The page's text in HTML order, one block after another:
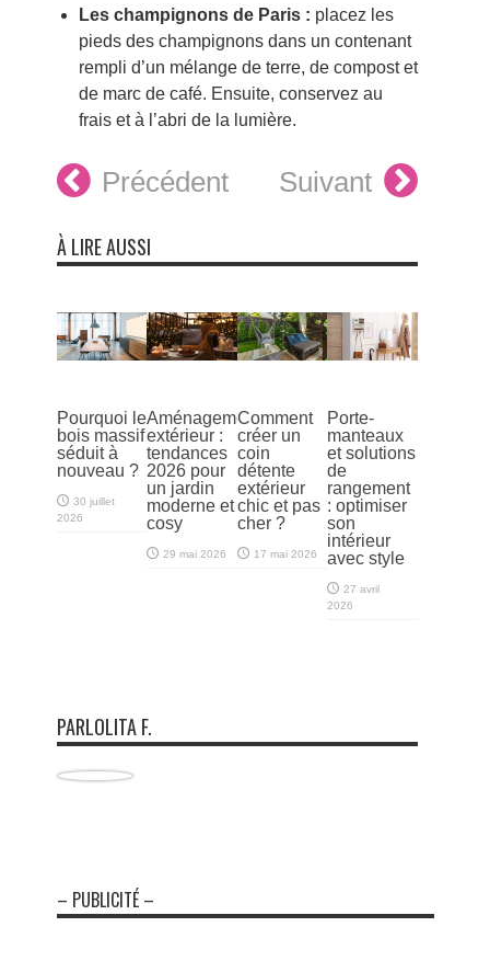
Les champignons de Paris : placez les
pieds des champignons dans un contenant
rempli d’un mélange de terre, de compost et
de marc de café. Ensuite, conservez au
frais et à l’abri de la lumière.
Précédent Suivant
À LIRE AUSSI
Pourquoi le
bois massif
séduit à
nouveau ?
30 juillet
2026
Aménagement
extérieur :
tendances
2026 pour
un jardin
moderne et
cosy
29 mai 2026
Comment
créer un
coin
détente
extérieur
chic et pas
cher ?
17 mai 2026
Porte-
manteaux
et solutions
de
rangement
: optimiser
son
intérieur
avec style
27 avril
2026
PARLOLITA F.
– PUBLICITÉ –